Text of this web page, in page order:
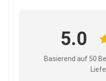
5.0
Basierend auf 50